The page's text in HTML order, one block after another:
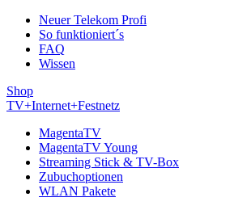
Neuer Telekom Profi
So funktioniert´s
FAQ
Wissen
Shop
TV+Internet+Festnetz
MagentaTV
MagentaTV Young
Streaming Stick & TV-Box
Zubuchoptionen
WLAN Pakete